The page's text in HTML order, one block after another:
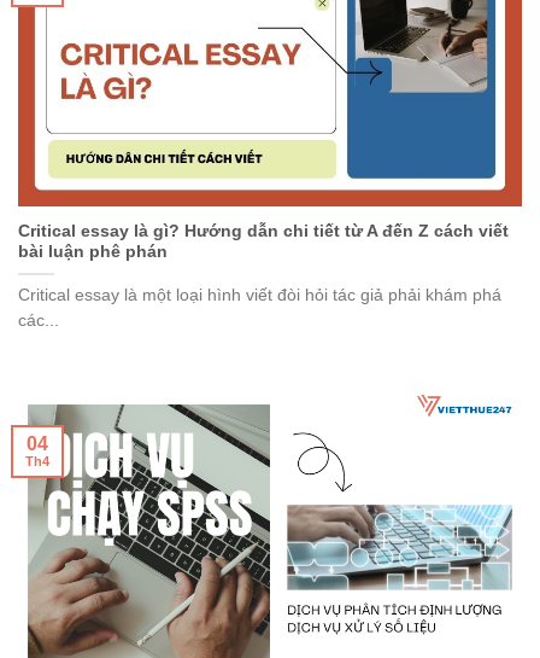
Critical essay là gì? Hướng dẫn chi tiết từ A đến Z cách viết
bài luận phê phán
Critical essay là một loại hình viết đòi hỏi tác giả phải khám phá
các...
04
Th4